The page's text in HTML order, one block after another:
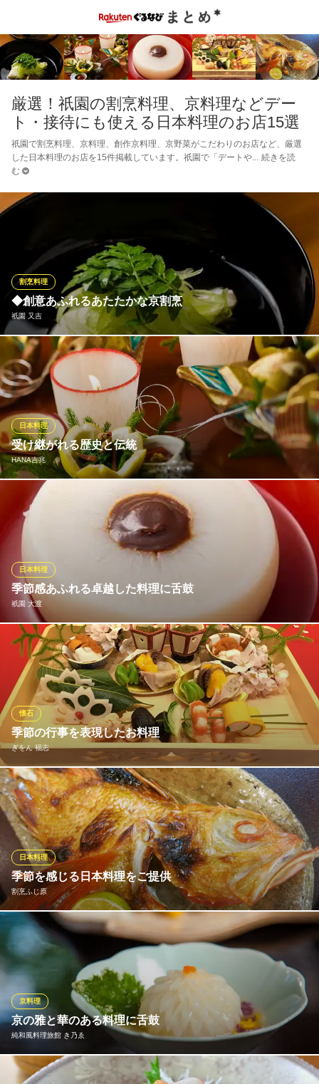
厳選！祇園の割烹料理、京料理などデー
ト・接待にも使える日本料理のお店15選
祇園で割烹料理、京料理、創作京料理、京野菜がこだわりのお店など、厳選
した日本料理のお店を15件掲載しています。祇園で「デートや
続きを読
む
◆創意あふれるあたたかな京割烹
祇園 又吉
割烹料理
全国各地より選りすぐった魚介類や旬野菜などをふんだんに使用
し、素材の持ち味を生かした優しいあじわいの京料理でおもてな
し。人気旅館で料理長としての経験を積んだ大将による、繊細な
技が行き届いた料理をご堪能ください。日本酒やワインなどをは
じめ、酒好きの大将が厳選した銘酒も見逃せません。
祇園 又吉
旬を贅沢に使う京割烹
京阪本線祇園四条駅 徒歩4分
京都府京都市東山区祇園町南側570-123
受け継がれる歴史と伝統
HANA吉兆
日本料理
昭和5年、大阪新町に暖簾を掲げ、昭和23年に嵐山・渡月橋に数奇
屋の料亭を構えた京都 吉兆。創始者である湯木貞一の言葉「世界
の名物、日本料理」に則り、総合芸術としての日本料理を継承し
続けております。器に描く歳時や季節は、五感に伝える私どもの
メッセージ。目に麗しく、舌が喜ぶ一皿をお楽しみください。
HANA吉兆
日本料理・懐石
京阪本線祇園四条駅 徒歩1分
京都府京都市東山区大和町3-2
季節感あふれる卓越した料理に舌鼓
祇園 大渡
日本料理
修業を積んだ店主が織りなす日本料理は季節感を随所に散りばめ
た繊細な味わい。料理に使用するお出汁は京都の水との相性を細
かく計算して作っており料理の魅力を最大限に引き出します。格
調高い極上の品々をゆっくりとご堪能ください。
祇園 大渡
季節を感じる京料理
京阪本線祇園四条駅 徒歩8分
京都府京都市東山区祇園町南側570-265
季節の行事を表現したお料理
ぎをん 福志
懐石
五味五色五法という日本料理の伝統を踏まえ、時節をしっかり取
り入れながら、日々進化している料理をお召し上がりくださいま
せ。伝統的な仕事を守るだけでなく、温故知新の精神も大切にし
ながら、美味しさを追及いたしております。
ぎをん 福志
京都・懐石料理店
京阪本線祇園四条駅 徒歩4分
京都府京都市東山区祇園町南側570-120
季節を感じる日本料理をご提供
割烹ふじ原
日本料理
その時期に合う新鮮な食材を仕入れ、お客様に喜んでいただける
よう、一品一品丁寧に調理しております。四季を感じる逸品に心
も体もほっこりできます。コースでは、事前にご予約いただけれ
ば、お好みの食材を使用して調理することも可能です。地元の旬
素材から厳選して取り寄せた素材まで、ぜひ一度お楽しみくださ
い。
割烹
京阪本線祇園四条駅 徒歩5分
京の雅と華のある料理に舌鼓
純和風料理旅館 き乃ゑ
京料理
料理長が厳しく吟味した旬の素材を楽しむ京懐石をお召し上がり